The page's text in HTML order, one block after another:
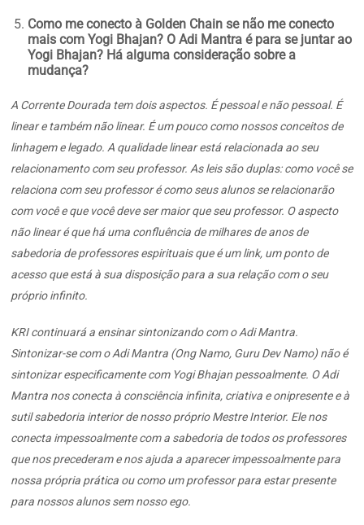
Como me conecto à Golden Chain se não me conecto
mais com Yogi Bhajan? O Adi Mantra é para se juntar ao
Yogi Bhajan? Há alguma consideração sobre a
mudança?
A Corrente Dourada tem dois aspectos. É pessoal e não pessoal. É
linear e também não linear. É um pouco como nossos conceitos de
linhagem e legado. A qualidade linear está relacionada ao seu
relacionamento com seu professor. As leis são duplas: como você se
relaciona com seu professor é como seus alunos se relacionarão
com você e que você deve ser maior que seu professor. O aspecto
não linear é que há uma confluência de milhares de anos de
sabedoria de professores espirituais que é um link, um ponto de
acesso que está à sua disposição para a sua relação com o seu
próprio infinito.
KRI continuará a ensinar sintonizando com o Adi Mantra.
Sintonizar-se com o Adi Mantra (Ong Namo, Guru Dev Namo) não é
sintonizar especificamente com Yogi Bhajan pessoalmente. O Adi
Mantra nos conecta à consciência infinita, criativa e onipresente e à
sutil sabedoria interior de nosso próprio Mestre Interior. Ele nos
conecta impessoalmente com a sabedoria de todos os professores
que nos precederam e nos ajuda a aparecer impessoalmente para
nossa própria prática ou como um professor para estar presente
para nossos alunos sem nosso ego.